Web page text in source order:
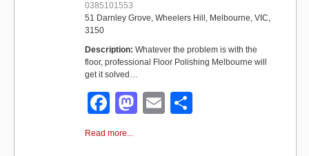
0385101553
51 Darnley Grove, Wheelers Hill, Melbourne, VIC,
3150
Description: Whatever the problem is with the
floor, professional Floor Polishing Melbourne will
get it solved…
F
a
M
E
Read more...